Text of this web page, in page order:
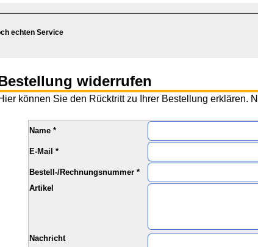
echten Service
echten Service
widerrufen
können Sie den Rücktritt zu Ihrer Bestellung erklären.
Name *
E-Mail *
Bestell-/Rechnungsnummer *
Artikel
Nachricht